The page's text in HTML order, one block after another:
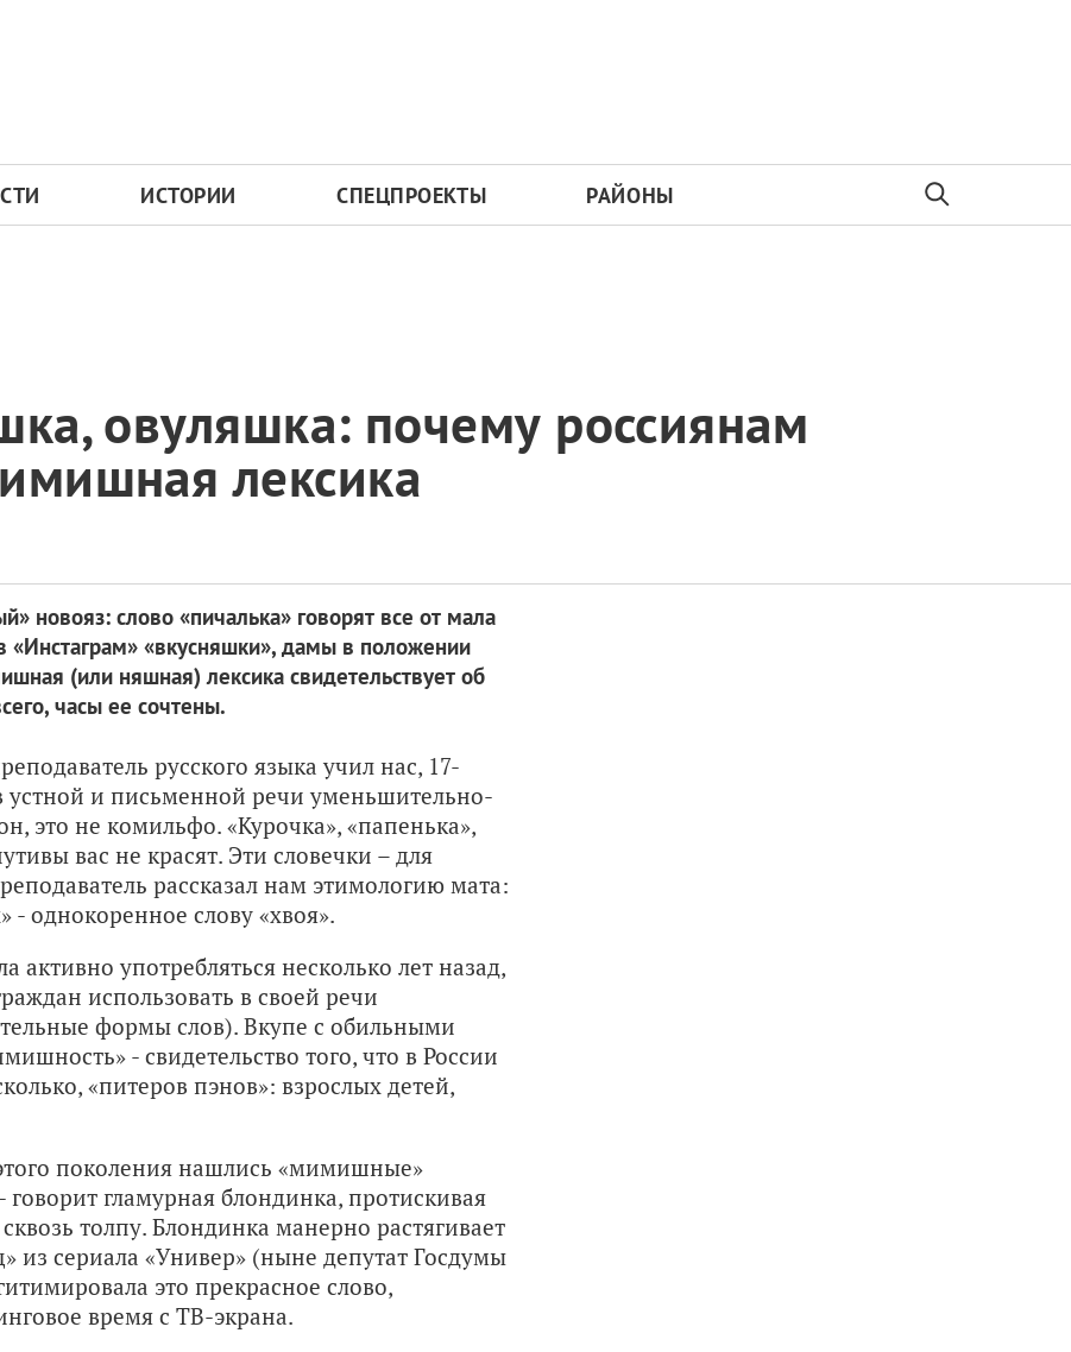
ИСТОРИИ СПЕЦПРОЕКТЫ РАЙОНЫ
овуляшка: почему россиянам
лексика
новояз: слово «пичалька» говорят все от мала
«Инстаграм» «вкусняшки», дамы в положении
(или няшная) лексика свидетельствует об
часы ее сочтены.
русского языка учил нас, 17-
устной и письменной речи уменьшительно-
это не комильфо. «Курочка», «папенька»,
вас не красят. Эти словечки – для
рассказал нам этимологию мата:
- однокоренное слову «хвоя».
активно употребляться несколько лет назад,
использовать в своей речи
формы слов). Вкупе с обильными
- свидетельство того, что в России
«питеров пэнов»: взрослых детей,
поколения нашлись «мимишные»
гламурная блондинка, протискивая
толпу. Блондинка манерно растягивает
из сериала «Универ» (ныне депутат Госдумы
это прекрасное слово,
время с ТВ-экрана.